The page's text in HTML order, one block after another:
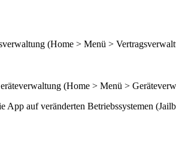
(Home > Menü >
(Home > Menü >
auf veränderten Betriebssystemen